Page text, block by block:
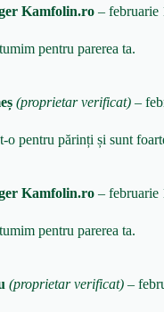
Kamfolin.ro – februarie
pentru parerea ta.
(proprietar verificat) –
o pentru părinți și sunt
Kamfolin.ro – februarie
pentru parerea ta.
(proprietar verificat) –